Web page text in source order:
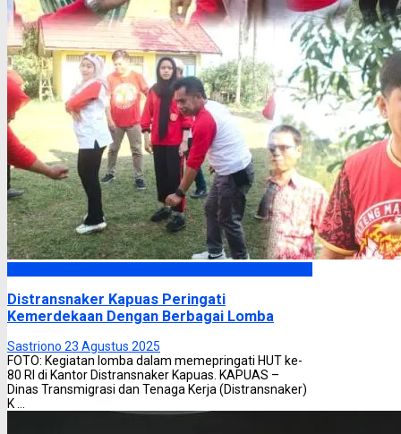
Distransnaker Kapuas Peringati
Kemerdekaan Dengan Berbagai Lomba
Sastriono 23 Agustus 2025
FOTO: Kegiatan lomba dalam memepringati HUT ke-
80 RI di Kantor Distransnaker Kapuas. KAPUAS –
Dinas Transmigrasi dan Tenaga Kerja (Distransnaker)
K ...